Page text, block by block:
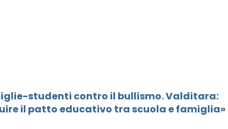
studenti contro il bullismo. Valditara:
il patto educativo tra scuola e famiglia»